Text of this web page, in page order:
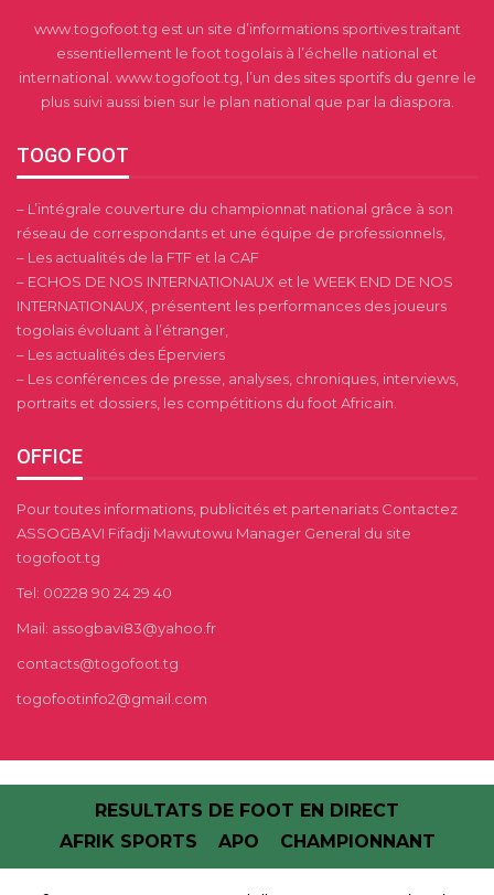
www.togofoot.tg est un site d’informations sportives traitant
essentiellement le foot togolais à l’échelle national et
international. www.togofoot.tg, l’un des sites sportifs du genre le
plus suivi aussi bien sur le plan national que par la diaspora.
TOGO FOOT
– L’intégrale couverture du championnat national grâce à son
réseau de correspondants et une équipe de professionnels,
– Les actualités de la FTF et la CAF
– ECHOS DE NOS INTERNATIONAUX et le WEEK END DE NOS
INTERNATIONAUX, présentent les performances des joueurs
togolais évoluant à l’étranger,
– Les actualités des Éperviers
– Les conférences de presse, analyses, chroniques, interviews,
portraits et dossiers, les compétitions du foot Africain.
OFFICE
Pour toutes informations, publicités et partenariats Contactez
ASSOGBAVI Fifadji Mawutowu Manager General du site
togofoot.tg
Tel: 00228 90 24 29 40
Mail: assogbavi83@yahoo.fr
contacts@togofoot.tg
togofootinfo2@gmail.com
RESULTATS DE FOOT EN DIRECT
AFRIK SPORTS
APO CHAMPIONNANT